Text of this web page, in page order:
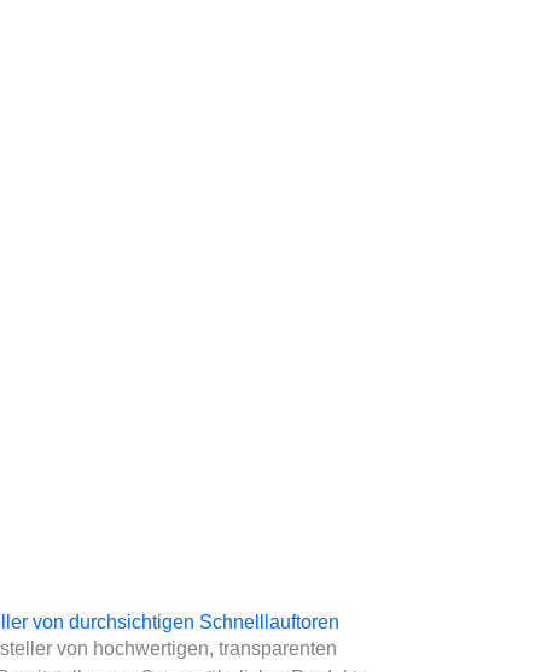
von durchsichtigen Schnelllauftoren
von hochwertigen, transparenten